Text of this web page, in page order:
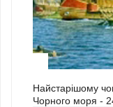
Найстарішому
Чорного моря -